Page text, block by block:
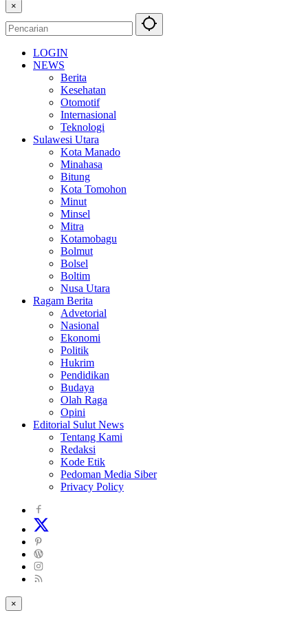
×
LOGIN
NEWS
Berita
Kesehatan
Otomotif
Internasional
Teknologi
Sulawesi Utara
Kota Manado
Minahasa
Bitung
Kota Tomohon
Minut
Minsel
Mitra
Kotamobagu
Bolmut
Bolsel
Boltim
Nusa Utara
Ragam Berita
Advetorial
Nasional
Ekonomi
Politik
Hukrim
Pendidikan
Budaya
Olah Raga
Opini
Editorial Sulut News
Tentang Kami
Redaksi
Kode Etik
Pedoman Media Siber
Privacy Policy
×